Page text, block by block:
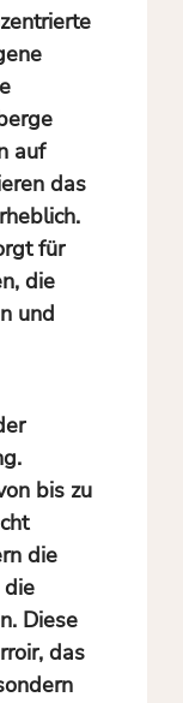
auf
das
für
die
und
bis zu
die
Diese
das